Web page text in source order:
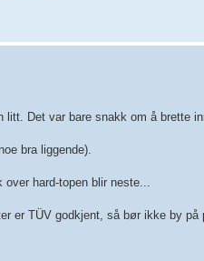
Det var bare snakk om å brette
bra liggende).
hard-topen blir neste...
er TÜV godkjent, så bør ikke by på